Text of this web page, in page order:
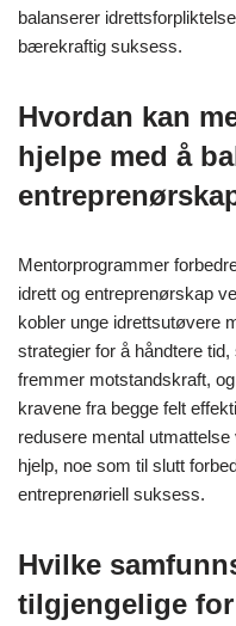
balanserer
bærekraftig suksess.
Hvordan kan
hjelpe med å
Mentorprogrammer
idrett og entreprenørskap
kobler unge idrettsutøvere
strategier for å håndtere
fremmer motstandskraft,
kravene fra begge felt
redusere mental
hjelp, noe som til slutt
entreprenøriell suksess.
Hvilke
tilgjengelige